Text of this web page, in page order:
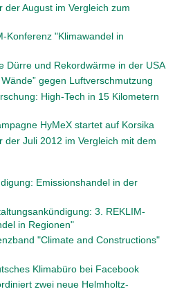
der August im Vergleich zum
Konferenz "Klimawandel in
Dürre und Rekordwärme in der USA
gegen Luftverschmutzung
High-Tech in 15 Kilometern
HyMeX startet auf Korsika
der Juli 2012 im Vergleich mit dem
Emissionshandel in der
3. REKLIM-
in Regionen"
"Climate and Constructions"
Klimabüro bei Facebook
zwei neue Helmholtz-